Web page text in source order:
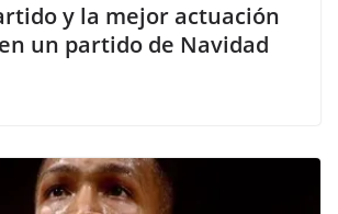
y la mejor actuación
un partido de Navidad